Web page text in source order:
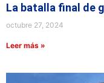
La batalla final de
octubre 27, 2024
Leer más »